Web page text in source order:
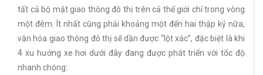
tất cả bộ mặt giao thông đô thị trên cả thế giới chỉ trong vòng
một đêm. Ít nhất cũng phải khoảng một đến hai thập kỷ nữa,
văn hóa giao thông đô thị sẽ dần được “lột xác”, đặc biệt là khi
4 xu hướng xe hơi dưới đây đang được phát triển với tốc độ
nhanh chóng: